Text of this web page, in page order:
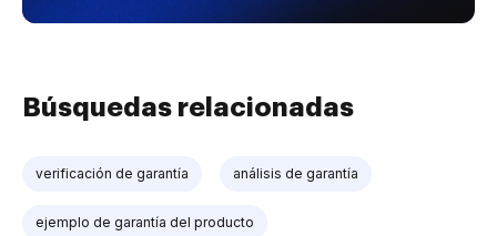
Búsquedas relacionadas
verificación de garantía análisis de garantía
ejemplo de garantía del producto